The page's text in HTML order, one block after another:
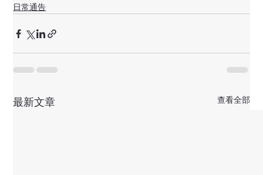
日常通告
最新文章 查看全部